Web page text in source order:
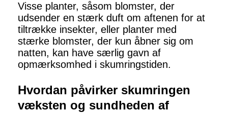
Visse planter, såsom blomster, der
udsender en stærk duft om aftenen for at
tiltrække insekter, eller planter med
stærke blomster, der kun åbner sig om
natten, kan have særlig gavn af
opmærksomhed i skumringstiden.
Hvordan påvirker skumringen
væksten og sundheden af